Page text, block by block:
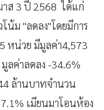
ส 3 ปี 2568 ได้แก่
น้ม "ลดลง"โดยมีการ
หน่วย มีมูลค่า4,573
ลค่าลดลง -34.6%
ล้านบาทจำนวน
เมียนมาโอนห้อง